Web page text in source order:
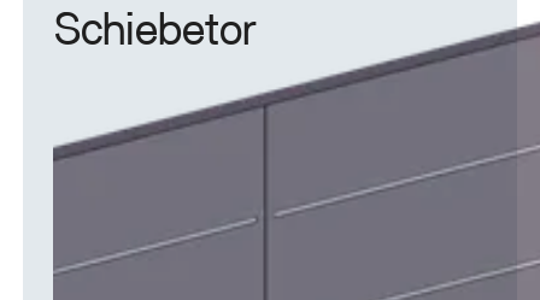
Schiebetor